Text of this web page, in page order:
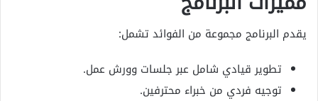
يقدم البرنامج مجموعة من الفوائد تشمل:
تطوير قيادي شامل عبر جلسات وورش عمل.
توجيه فردي من خبراء محترفين.